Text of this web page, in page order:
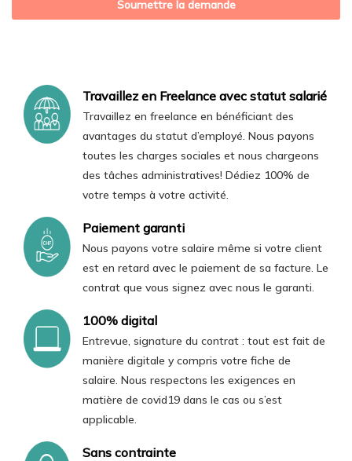
Travaillez en Freelance avec statut salarié
Travaillez en freelance en bénéficiant des
avantages du statut d’employé. Nous payons
toutes les charges sociales et nous chargeons
des tâches administratives! Dédiez 100% de
votre temps à votre activité.
Paiement garanti
Nous payons votre salaire même si votre client
est en retard avec le paiement de sa facture. Le
contrat que vous signez avec nous le garanti.
100% digital
Entrevue, signature du contrat : tout est fait de
manière digitale y compris votre fiche de
salaire. Nous respectons les exigences en
matière de covid19 dans le cas ou s’est
applicable.
Sans contrainte